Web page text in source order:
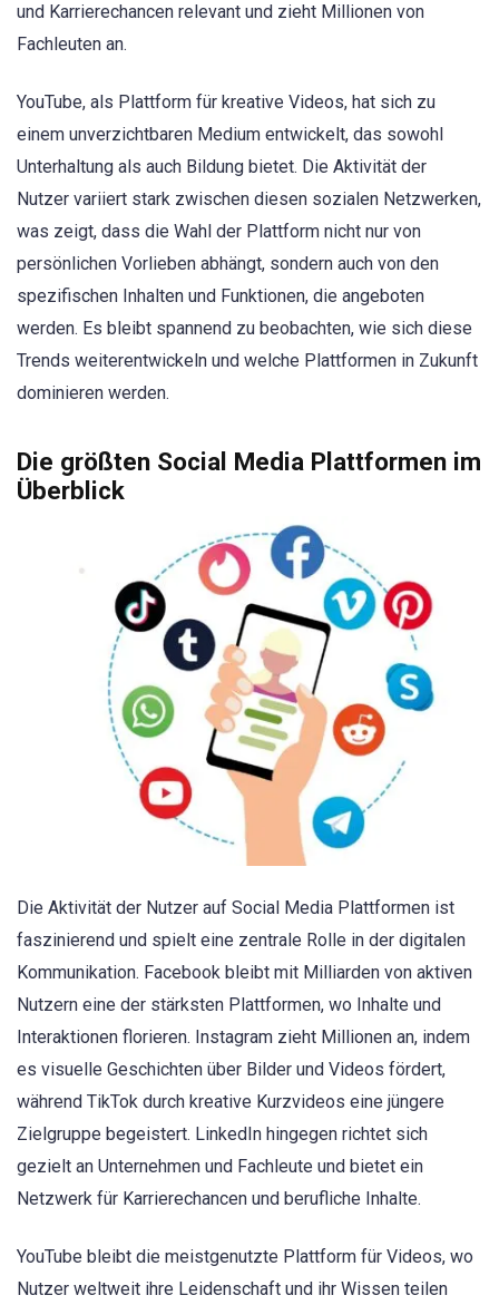
und Karrierechancen relevant und zieht Millionen von
Fachleuten an.
YouTube, als Plattform für kreative Videos, hat sich zu
einem unverzichtbaren Medium entwickelt, das sowohl
Unterhaltung als auch Bildung bietet. Die Aktivität der
Nutzer variiert stark zwischen diesen sozialen Netzwerken,
was zeigt, dass die Wahl der Plattform nicht nur von
persönlichen Vorlieben abhängt, sondern auch von den
spezifischen Inhalten und Funktionen, die angeboten
werden. Es bleibt spannend zu beobachten, wie sich diese
Trends weiterentwickeln und welche Plattformen in Zukunft
dominieren werden.
Die größten Social Media Plattformen im
Überblick
Die Aktivität der Nutzer auf Social Media Plattformen ist
faszinierend und spielt eine zentrale Rolle in der digitalen
Kommunikation. Facebook bleibt mit Milliarden von aktiven
Nutzern eine der stärksten Plattformen, wo Inhalte und
Interaktionen florieren. Instagram zieht Millionen an, indem
es visuelle Geschichten über Bilder und Videos fördert,
während TikTok durch kreative Kurzvideos eine jüngere
Zielgruppe begeistert. LinkedIn hingegen richtet sich
gezielt an Unternehmen und Fachleute und bietet ein
Netzwerk für Karrierechancen und berufliche Inhalte.
YouTube bleibt die meistgenutzte Plattform für Videos, wo
Nutzer weltweit ihre Leidenschaft und ihr Wissen teilen